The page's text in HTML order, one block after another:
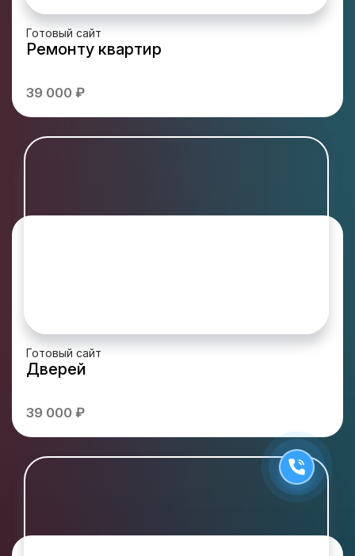
Готовый сайт
Ремонту квартир
39 000 ₽
Готовый сайт
Дверей
39 000 ₽